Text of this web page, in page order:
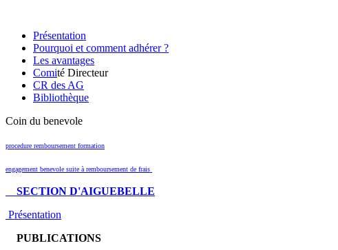
Présentation
Pourquoi et comment adhérer ?
Les avantages
Comité Directeur
CR des AG
Bibliothèque
Coin du benevole
procedure remboursement formation
engagement benevole suite à remboursement de frais
SECTION D'AIGUEBELLE
Présentation
PUBLICATIONS